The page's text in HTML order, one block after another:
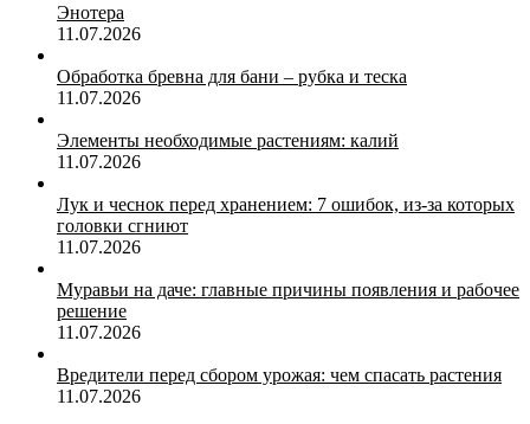
Энотера
11.07.2026
Обработка бревна для бани – рубка и теска
11.07.2026
Элементы необходимые растениям: калий
11.07.2026
Лук и чеснок перед хранением: 7 ошибок, из-за которых
головки сгниют
11.07.2026
Муравьи на даче: главные причины появления и рабочее
решение
11.07.2026
Вредители перед сбором урожая: чем спасать растения
11.07.2026